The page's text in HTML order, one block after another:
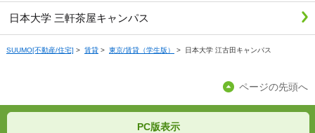
日本大学 三軒茶屋キャンパス
SUUMO[不動産/住宅] > 賃貸 > 東京/賃貸（学生版） > 日本大学 江古田キャンパス
ページの先頭へ
PC版表示